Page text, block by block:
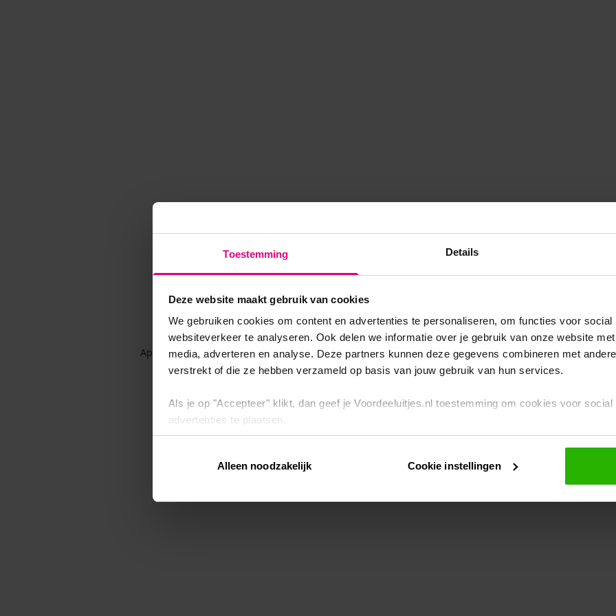
Toestemming Details
Deze website maakt gebruik van cookies
We gebruiken cookies om content en advertenties te personaliseren, om functies voor
websiteverkeer te analyseren. Ook delen we informatie over je gebruik van onze website
media, adverteren en analyse. Deze partners kunnen deze gegevens combineren met
verstrekt of die ze hebben verzameld op basis van jouw gebruik van hun services.
Als je op "Accepteer" klikt, dan geef je Voordeeluitjes.nl toestemming om cookies voor
advertenties te plaatsen.
Via "Cookie instellingen" kun je ook zelf instellen welke cookies worden geplaatst. Je kunt je
intrekken op onscookiebeleid.
Alleen noodzakelijk Cookie instellingen
Application error: a client-side exception has occurred while loadingwww.voordeeluitjes.nl (see the